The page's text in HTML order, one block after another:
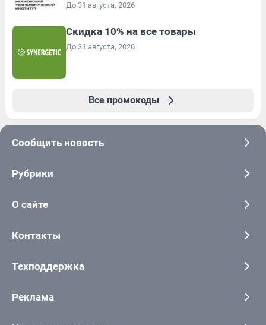
До 31 августа, 2026
Скидка 10% на все товары
До 31 августа, 2026
Все промокоды
Сообщить новость
Рубрики
О сайте
Контакты
Техподдержка
Реклама